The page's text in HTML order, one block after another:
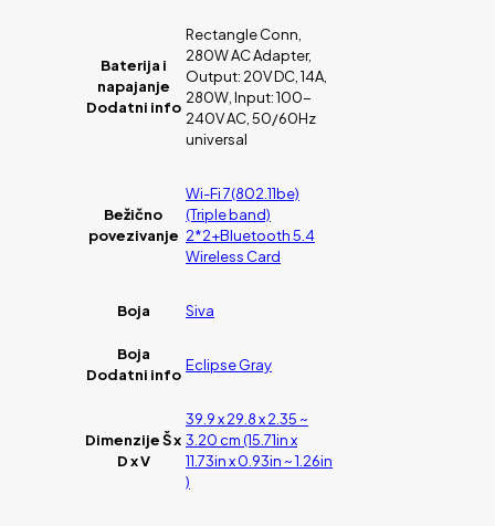
Baterija i
napajanje
Dodatni info
Rectangle Conn,
280W AC Adapter,
Output: 20V DC, 14A,
280W, Input: 100-
240V AC, 50/60Hz
universal
Bežično
povezivanje
Wi-Fi 7(802.11be)
(Triple band)
2*2+Bluetooth 5.4
Wireless Card
Boja Siva
Boja
Dodatni info
Eclipse Gray
Dimenzije Š x
D x V
39.9 x 29.8 x 2.35 ~
3.20 cm (15.71in x
11.73in x 0.93in ~ 1.26in
)